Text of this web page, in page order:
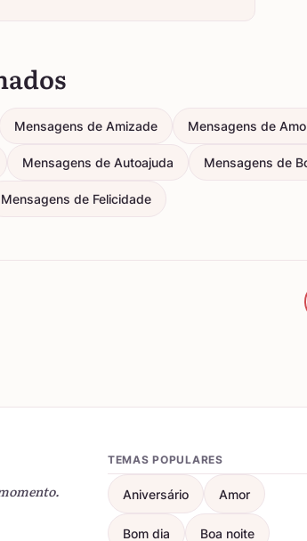
Mensagens de Amizade Mensagens de
Mensagens de Autoajuda Mensagens de
Mensagens de Felicidade
TEMAS POPULARES
Aniversário Amor
Bom dia Boa noite